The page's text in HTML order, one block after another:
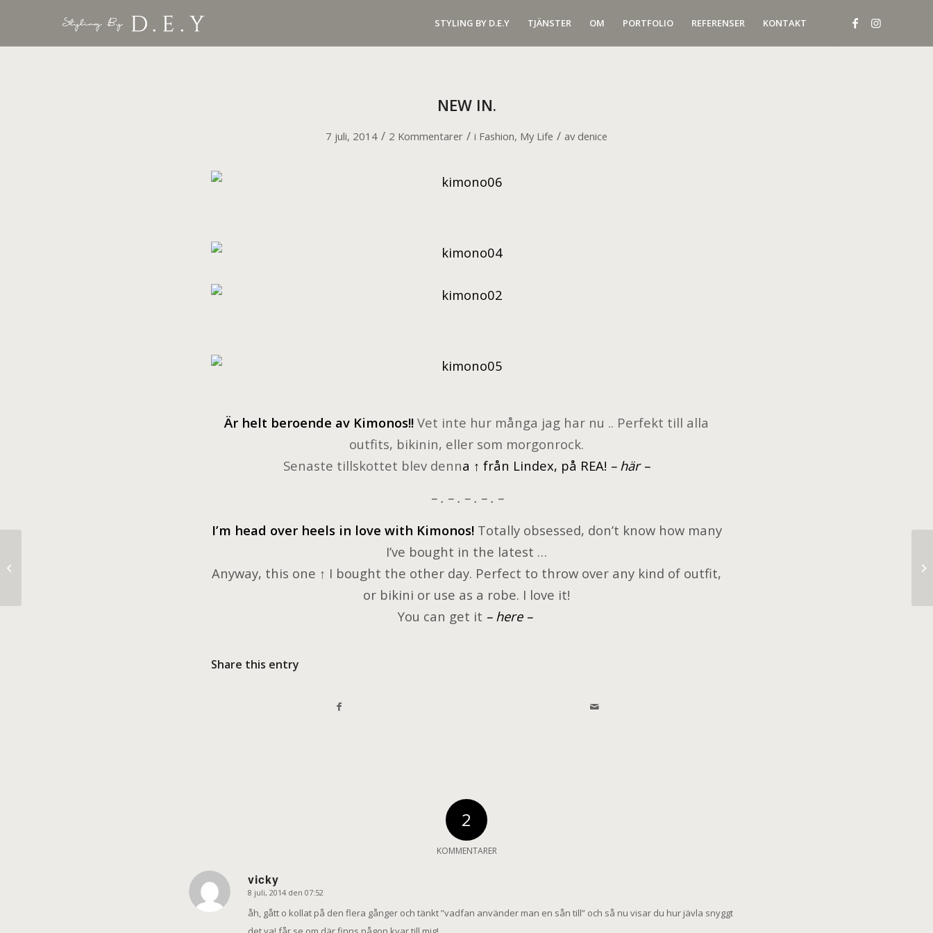
STYLING BY D.E.Y TJÄNSTER OM PORTFOLIO REFERENSER KONTAKT
NEW IN.
7 juli, 2014 / 2 Kommentarer / i Fashion, My Life / av denice
Är helt beroende av Kimonos!! Vet inte hur många jag har nu .. Perfekt till alla
outfits, bikinin, eller som morgonrock.
Senaste tillskottet blev denna ↑ från Lindex, på REA! – här –
– . – . – . – . –
I’m head over heels in love with Kimonos!Totally obsessed, don’t know how many
I’ve bought in the latest …
Anyway, this one ↑ I bought the other day. Perfect to throw over any kind of outfit,
or bikini or use as a robe. I love it!
You can get it – here –
Share this entry
2
KOMMENTARER
vicky
says:
8 juli, 2014 den 07:52
åh, gått o kollat på den flera gånger och tänkt ”vadfan använder man en sån till” och så nu visar du hur jävla snyggt